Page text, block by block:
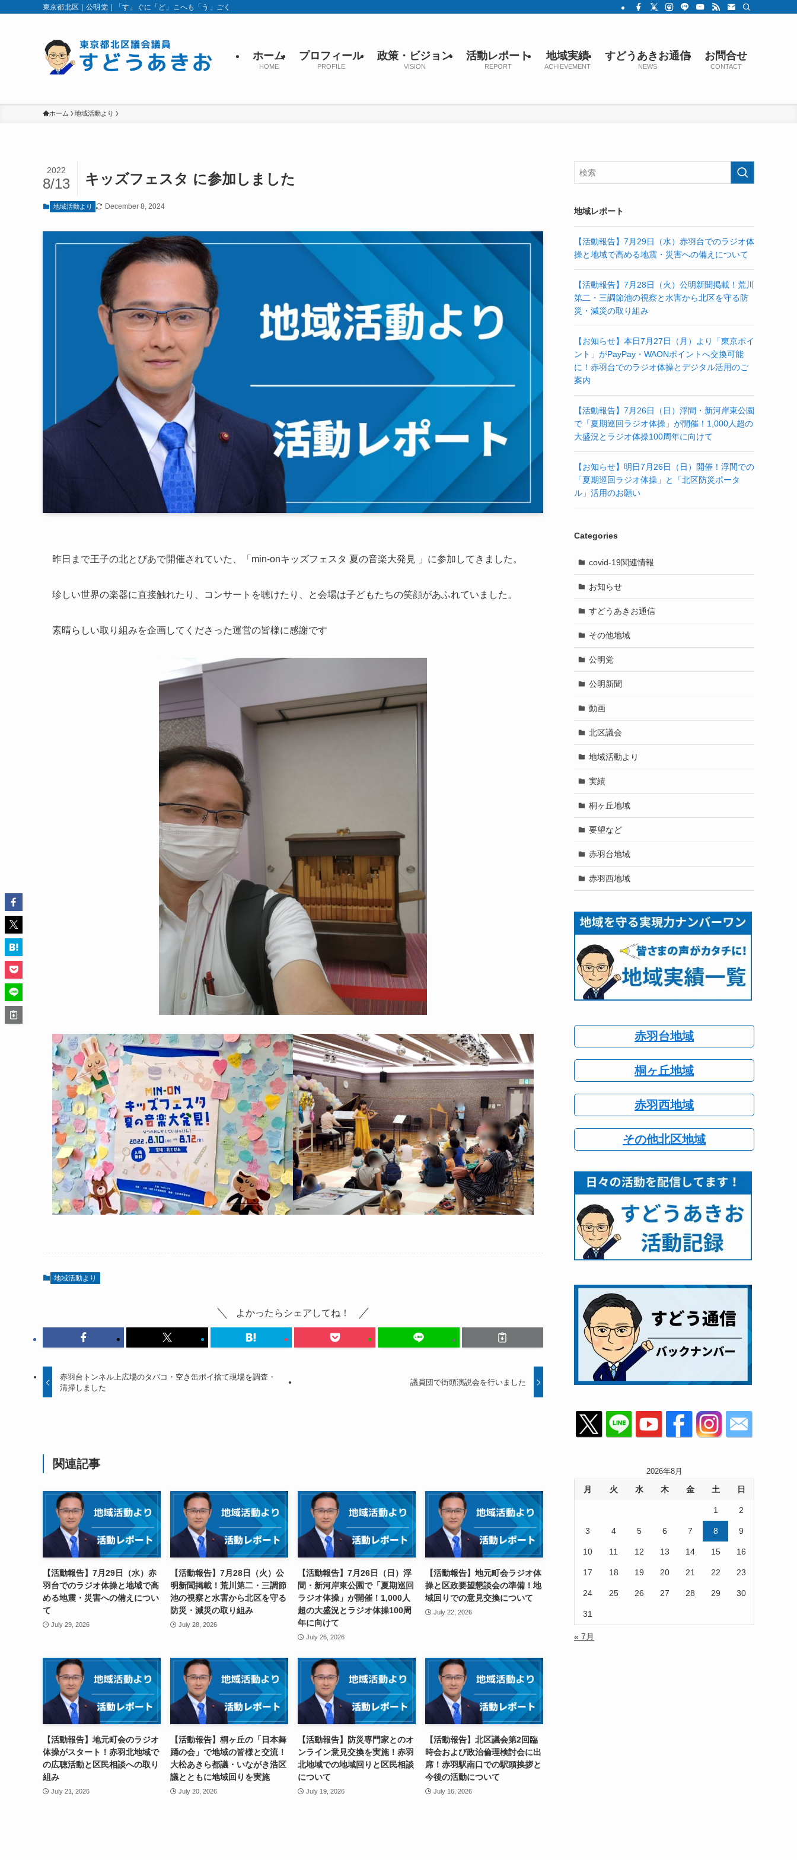
東京都北区｜公明党｜「す」ぐに「ど」こへも「う」ごく
ホーム
HOME
プロフィール
PROFILE
政策・ビジョン
VISION
活動レポート
REPORT
地域実績
ACHIEVEMENT
すどうあきお通信
NEWS
お問合せ
CONTACT
ホーム 地域活動より
キッズフェスタ に参加しました
2022
8/13
地域活動より December 8, 2024
昨日まで王子の北とぴあで開催されていた、「min-onキッズフェスタ 夏の音楽大発見 」に参加してきました。
珍しい世界の楽器に直接触れたり、コンサートを聴けたり、と会場は子どもたちの笑顔があふれていました。
素晴らしい取り組みを企画してくださった運営の皆様に感謝です
地域活動より
よかったらシェアしてね！
赤羽台トンネル上広場のタバコ・空き缶ポイ捨て現場を調査・
清掃しました
議員団で街頭演説会を行いました
関連記事
【活動報告】7月29日（水）赤
羽台でのラジオ体操と地域で高
める地震・災害への備えについ
て
July 29, 2026
【活動報告】7月28日（火）公
明新聞掲載！荒川第二・三調節
池の視察と水害から北区を守る
防災・減災の取り組み
July 28, 2026
【活動報告】7月26日（日）浮
間・新河岸東公園で「夏期巡回
ラジオ体操」が開催！1,000人
超の大盛況とラジオ体操100周
年に向けて
July 26, 2026
【活動報告】地元町会ラジオ体
操と区政要望懇談会の準備！地
域回りでの意見交換について
July 22, 2026
【活動報告】地元町会のラジオ
体操がスタート！赤羽北地域で
の広聴活動と区民相談への取り
組み
July 21, 2026
【活動報告】桐ヶ丘の「日本舞
踊の会」で地域の皆様と交流！
大松あきら都議・いながき浩区
議とともに地域回りを実施
July 20, 2026
【活動報告】防災専門家とのオ
ンライン意見交換を実施！赤羽
北地域での地域回りと区民相談
について
July 19, 2026
【活動報告】北区議会第2回臨
時会および政治倫理検討会に出
席！赤羽駅南口での駅頭挨拶と
今後の活動について
July 16, 2026
地域レポート
【活動報告】7月29日（水）赤羽台でのラジオ体
操と地域で高める地震・災害への備えについて
【活動報告】7月28日（火）公明新聞掲載！荒川
第二・三調節池の視察と水害から北区を守る防
災・減災の取り組み
【お知らせ】本日7月27日（月）より「東京ポイ
ント」がPayPay・WAONポイントへ交換可能
に！赤羽台でのラジオ体操とデジタル活用のご
案内
【活動報告】7月26日（日）浮間・新河岸東公園
で「夏期巡回ラジオ体操」が開催！1,000人超の
大盛況とラジオ体操100周年に向けて
【お知らせ】明日7月26日（日）開催！浮間での
「夏期巡回ラジオ体操」と「北区防災ポータ
ル」活用のお願い
Categories
covid-19関連情報
お知らせ
すどうあきお通信
その他地域
公明党
公明新聞
動画
北区議会
地域活動より
実績
桐ヶ丘地域
要望など
赤羽台地域
赤羽西地域
赤羽台地域
桐ヶ丘地域
赤羽西地域
その他北区地域
2026年8月
月 火 水 木 金 土 日
1 2
3 4 5 6 7 8 9
10 11 12 13 14 15 16
17 18 19 20 21 22 23
24 25 26 27 28 29 30
31
« 7月